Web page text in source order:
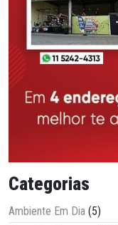
Categorias
Ambiente Em Dia (5)